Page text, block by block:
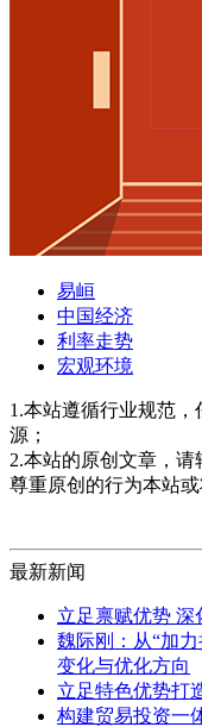
易峘
中国经济
利率走势
宏观环境
1.本站遵循行业规范
源；
2.本站的原创文章，
尊重原创的行为本站或
最新新闻
立足禀赋优势 深
魏际刚：从“加
变化与优化方向
立足特色优势打
构建贸易投资一